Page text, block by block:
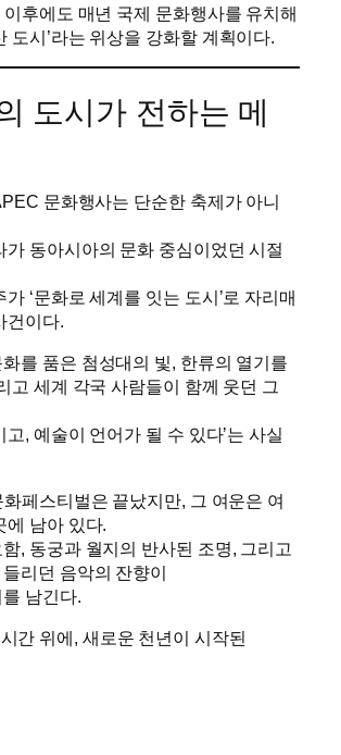
후에도 매년 국제 문화행사를 유치해
도시’라는 위상을 강화할 계획이다.
도시가 전하는 메
문화행사는 단순한 축제가 아니
가 동아시아의 문화 중심이었던 시절
‘문화로 세계를 잇는 도시’로 자리매
건이다.
를 품은 첨성대의 빛, 한류의 열기를
고 세계 각국 사람들이 함께 웃던 그
고, 예술이 언어가 될 수 있다’는 사실
페스티벌은 끝났지만, 그 여운은 여
에 남아 있다.
, 동궁과 월지의 반사된 조명, 그리고
리던 음악의 잔향이
남긴다.
간 위에, 새로운 천년이 시작된